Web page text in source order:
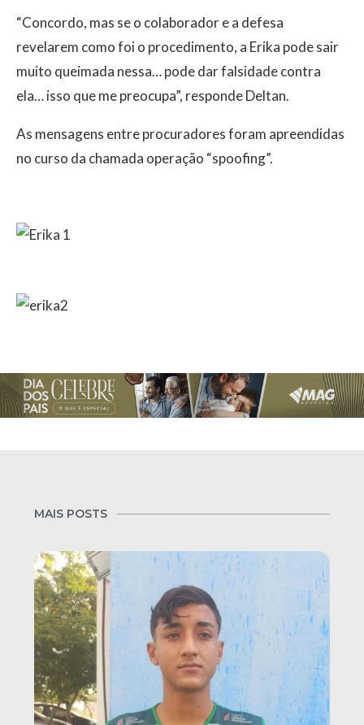
“Concordo, mas se o colaborador e a defesa
revelarem como foi o procedimento, a Erika pode sair
muito queimada nessa… pode dar falsidade contra
ela… isso que me preocupa”, responde Deltan.
As mensagens entre procuradores foram apreendidas
no curso da chamada operação “spoofing”.
MAIS POSTS